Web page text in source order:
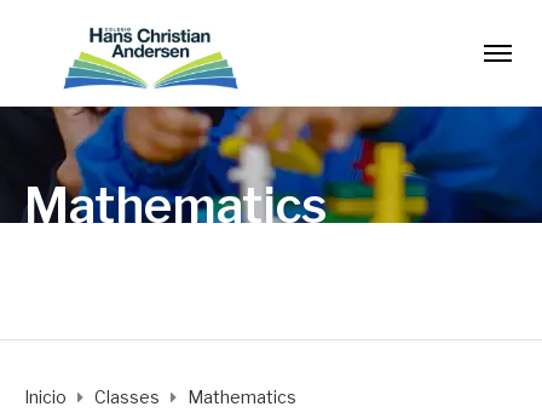
Mathematics
Inicio Classes Mathematics